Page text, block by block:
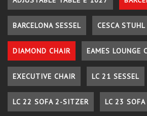
BARCELONA SESSEL CESCA STUHL
DIAMOND CHAIR EAMES LOUNGE
EXECUTIVE CHAIR LC 21 SESSEL
LC 22 SOFA 2-SITZER LC 23